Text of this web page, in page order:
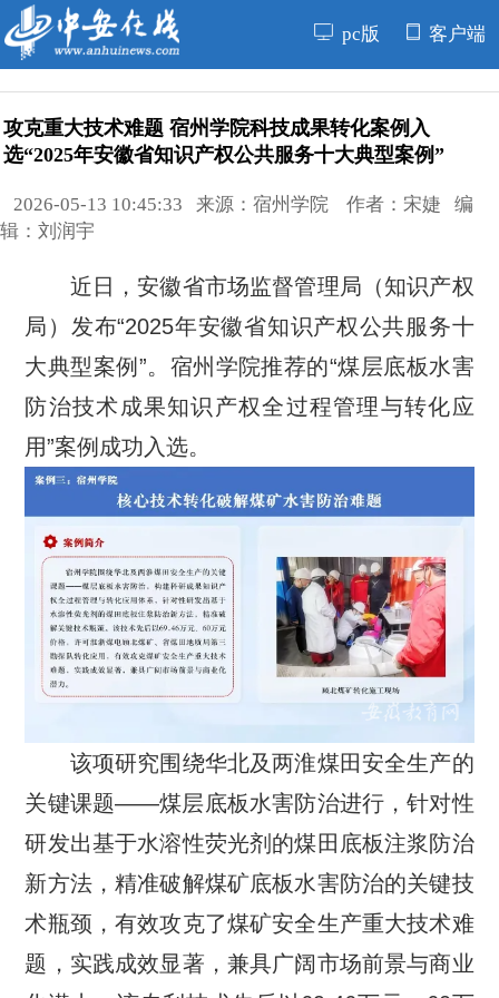
pc版 客户端
攻克重大技术难题 宿州学院科技成果转化案例入
选“2025年安徽省知识产权公共服务十大典型案例”
2026-05-13 10:45:33 来源：宿州学院 作者：宋婕 编
辑：刘润宇
近日，安徽省市场监督管理局（知识产权
局）发布“2025年安徽省知识产权公共服务十
大典型案例”。宿州学院推荐的“煤层底板水害
防治技术成果知识产权全过程管理与转化应
用”案例成功入选。
该项研究围绕华北及两淮煤田安全生产的
关键课题——煤层底板水害防治进行，针对性
研发出基于水溶性荧光剂的煤田底板注浆防治
新方法，精准破解煤矿底板水害防治的关键技
术瓶颈，有效攻克了煤矿安全生产重大技术难
题，实践成效显著，兼具广阔市场前景与商业